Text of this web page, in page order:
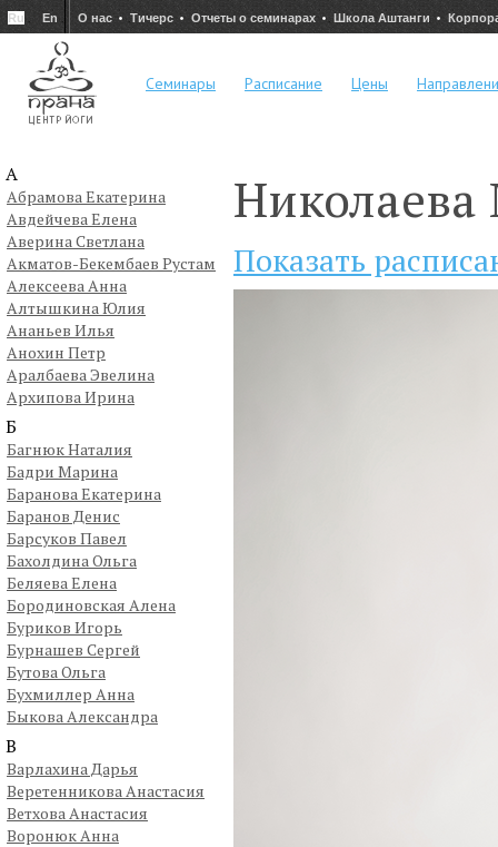
Ru En О нас Тичерс Отчеты о семинарах Школа Аштанги
Семинары Расписание Цены
А
Абрамова Екатерина
Авдейчева Елена
Аверина Светлана
Акматов-Бекембаев Рустам
Алексеева Анна
Алтышкина Юлия
Ананьев Илья
Анохин Петр
Аралбаева Эвелина
Архипова Ирина
Б
Багнюк Наталия
Бадри Марина
Баранова Екатерина
Баранов Денис
Барсуков Павел
Бахолдина Ольга
Беляева Елена
Бородиновская Алена
Буриков Игорь
Бурнашев Сергей
Бутова Ольга
Бухмиллер Анна
Быкова Александра
В
Варлахина Дарья
Веретенникова Анастасия
Ветхова Анастасия
Воронюк Анна
Показать